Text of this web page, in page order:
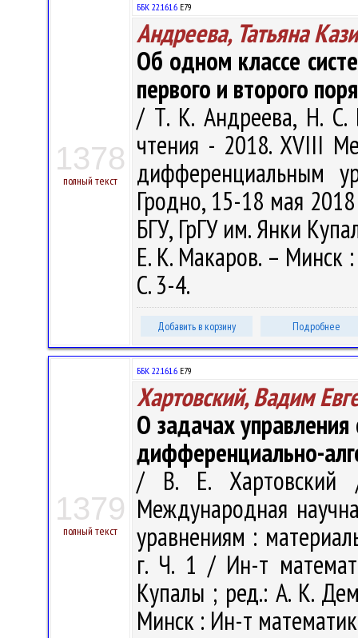
1378
полный текст
ББК 22.161.6 Е79
Андреева, Татьяна
Об одном классе
первого и второго
/ Т. К. Андреева, Н. С.
чтения - 2018. XVIII
дифференциальным
Гродно, 15-18 мая
БГУ, ГрГУ им. Янки
Е. К. Макаров. – Минск
С. 3-4.
Добавить в корзину Подробнее
1379
полный текст
ББК 22.161.6 Е79
Хартовский, Вадим
О задачах
дифференциально-
/ В. Е. Хартовский
Международная
уравнениям :
г. Ч. 1 / Ин-т
Купалы ; ред.: А. К.
Минск : Ин-т